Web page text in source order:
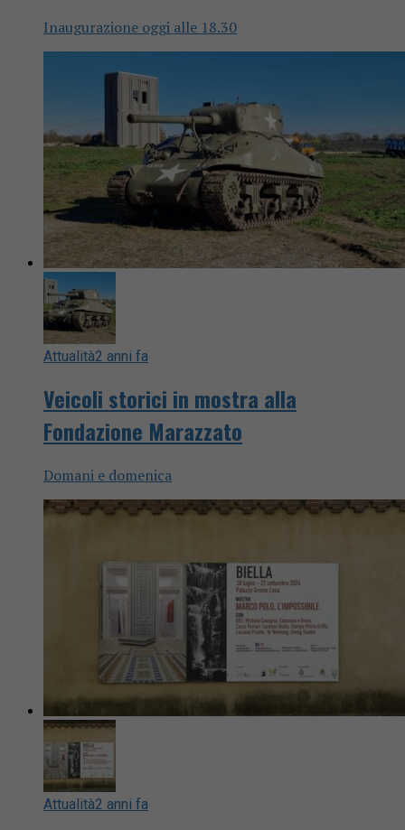
Inaugurazione oggi alle 18.30
Attualità2 anni fa
Veicoli storici in mostra alla
Fondazione Marazzato
Domani e domenica
Attualità2 anni fa